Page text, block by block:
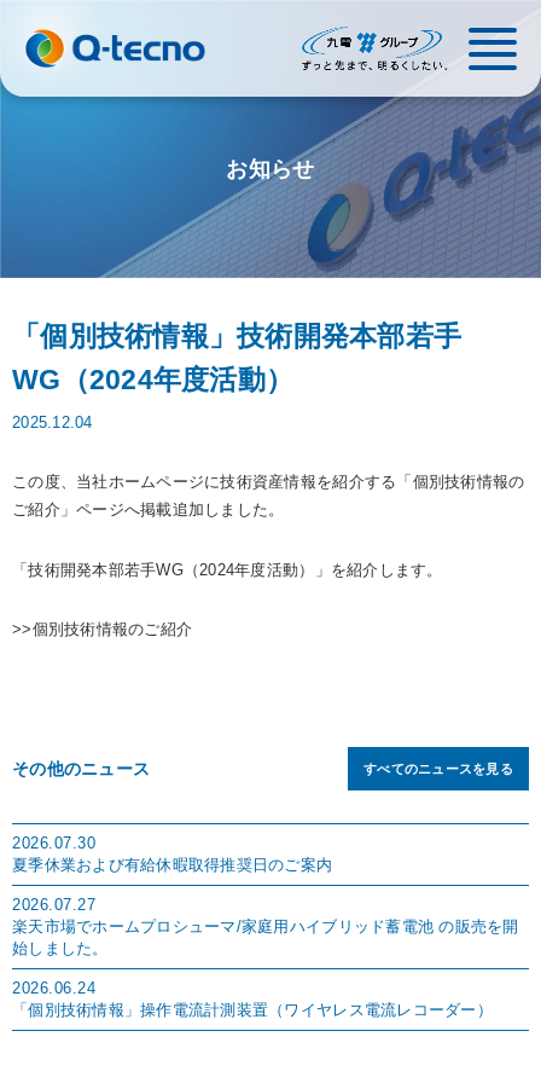
お知らせ
「個別技術情報」技術開発本部若手
WG（2024年度活動）
2025.12.04
この度、当社ホームページに技術資産情報を紹介する「個別技術情報の
ご紹介」ページへ掲載追加しました。
「技術開発本部若手WG（2024年度活動）」を紹介します。
>>個別技術情報のご紹介
その他のニュース すべてのニュースを見る
2026.07.30
夏季休業および有給休暇取得推奨日のご案内
2026.07.27
楽天市場でホームプロシューマ/家庭用ハイブリッド蓄電池 の販売を開
始しました。
2026.06.24
「個別技術情報」操作電流計測装置（ワイヤレス電流レコーダー）